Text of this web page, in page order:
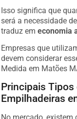
Isso significa que
será a necessidade
traduz emeconomia
Empresas que
devem considerar
Medida em Matões
Principais Tipos
Empilhadeiras